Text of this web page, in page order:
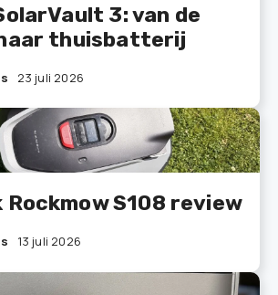
3: van de
thuisbatterij
23 juli 2026
Rockmow S108 review
13 juli 2026